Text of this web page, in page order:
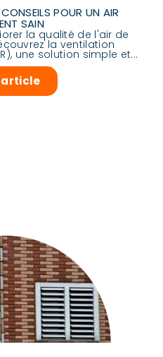
POUR UN AIR
SAIN
la qualité de l'air de
la ventilation
une solution simple et...